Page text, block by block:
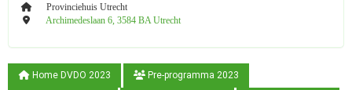
Provinciehuis Utrecht
Archimedeslaan 6, 3584 BA Utrecht
Home DVDO 2023 Pre-programma 2023